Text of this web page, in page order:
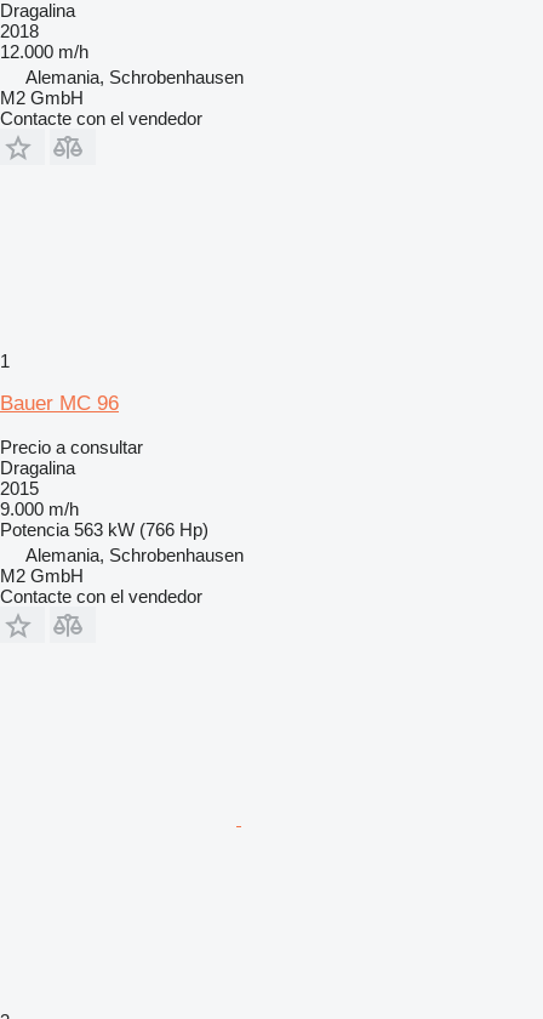
Dragalina
2018
12.000 m/h
Alemania, Schrobenhausen
M2 GmbH
Contacte con el vendedor
1
Bauer MC 96
Precio a consultar
Dragalina
2015
9.000 m/h
Potencia 563 kW (766 Hp)
Alemania, Schrobenhausen
M2 GmbH
Contacte con el vendedor